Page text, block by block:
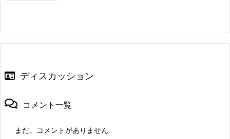
ディスカッション
コメント一覧
まだ、コメントがありません